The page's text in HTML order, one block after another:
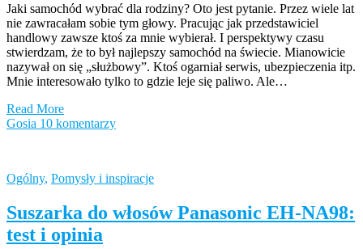
Jaki samochód wybrać dla rodziny? Oto jest pytanie. Przez wiele lat
nie zawracałam sobie tym głowy. Pracując jak przedstawiciel
handlowy zawsze ktoś za mnie wybierał. I perspektywy czasu
stwierdzam, że to był najlepszy samochód na świecie. Mianowicie
nazywał on się „służbowy”. Ktoś ogarniał serwis, ubezpieczenia itp.
Mnie interesowało tylko to gdzie leje się paliwo. Ale…
Read More
Gosia 10 komentarzy
Ogólny, Pomysły i inspiracje
Suszarka do włosów Panasonic EH-NA98:
test i opinia